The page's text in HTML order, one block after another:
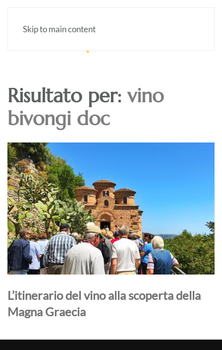
Skip to main content
Risultato per:vino
bivongi doc
L’itinerario del vino alla scoperta della
Magna Graecia